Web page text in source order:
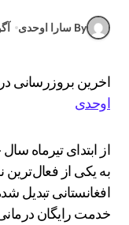
By سارا اوحدی
اخرین بروزرسانی در
اوحدی
از ابتدای تیرماه
به یکی از
خدمت رایگان درمانی